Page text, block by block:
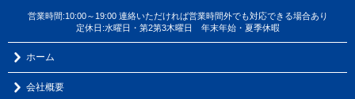
営業時間:10:00～19:00 連絡いただければ営業時間外でも対応できる場合あり
定休日:水曜日・第2第3木曜日 年末年始・夏季休暇
ホーム
会社概要